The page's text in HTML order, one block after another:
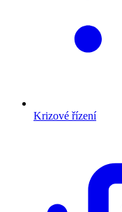
Krizové řízení